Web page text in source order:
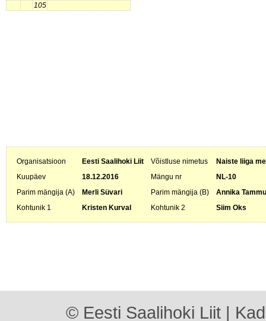
105
Organisatsioon Eesti Saalihoki Liit Võistluse nimetus
Naiste liiga
Kuupäev
18.12.2016 Mängu nr
NL-10
Parim mängija (A)
Merli Süvari Parim mängija (B)
Annika
Kohtunik 1
Kristen Kurval Kohtunik 2 Siim Oks
© Eesti Saalihoki Liit |